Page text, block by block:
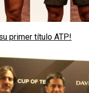
primer título ATP!